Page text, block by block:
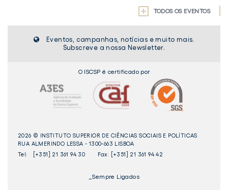
TODOS OS EVENTOS
Eventos, campanhas, notícias e muito mais.
Subscreve a nossa Newsletter.
O ISCSP é certificado por
2026 © INSTITUTO SUPERIOR DE CIÊNCIAS SOCIAIS E POLÍTICAS
RUA ALMERINDO LESSA - 1300-663 LISBOA
Tel:
[+351] 21 361 94 30 Fax: [+351] 21 361 94 42
_Sempre Ligados